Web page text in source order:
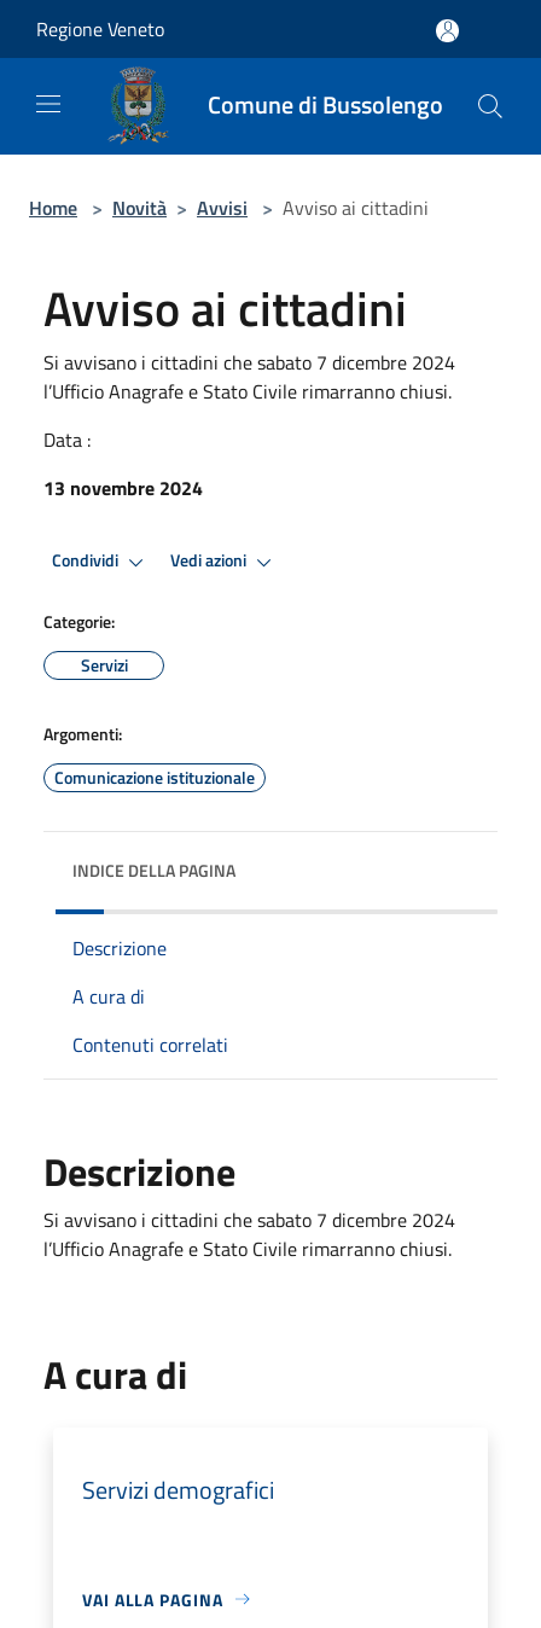
Regione Veneto
Comune di Bussolengo
Home > Novità > Avvisi > Avviso ai cittadini
Avviso ai cittadini
Si avvisano i cittadini che sabato 7 dicembre 2024
l’Ufficio Anagrafe e Stato Civile rimarranno chiusi.
Data :
13 novembre 2024
Condividi Vedi azioni
Categorie:
Servizi
Argomenti:
Comunicazione istituzionale
INDICE DELLA PAGINA
Descrizione
A cura di
Contenuti correlati
Descrizione
Si avvisano i cittadini che sabato 7 dicembre 2024
l’Ufficio Anagrafe e Stato Civile rimarranno chiusi.
A cura di
Servizi demografici
VAI ALLA PAGINA